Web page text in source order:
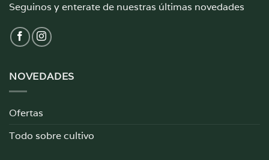
Seguinos y enterate de nuestras últimas novedades
NOVEDADES
Ofertas
Todo sobre cultivo